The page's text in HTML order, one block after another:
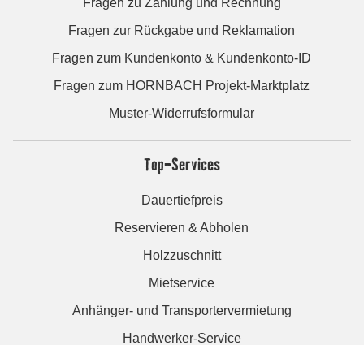
Fragen zu Zahlung und Rechnung
Fragen zur Rückgabe und Reklamation
Fragen zum Kundenkonto & Kundenkonto-ID
Fragen zum HORNBACH Projekt-Marktplatz
Muster-Widerrufsformular
Top-Services
Dauertiefpreis
Reservieren & Abholen
Holzzuschnitt
Mietservice
Anhänger- und Transportervermietung
Handwerker-Service